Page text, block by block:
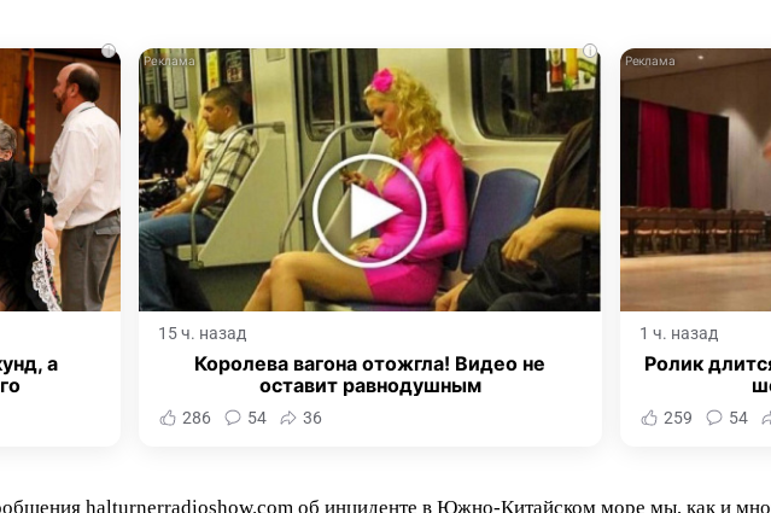
i
а
i
15 ч. назад
Королева вагона отожгла! Видео не
оставит равнодушным
286 54 36
1 ч. назад
Ролик
259 54
halturnerradioshow.com об инциденте в Южно-Китайском море мы, как и